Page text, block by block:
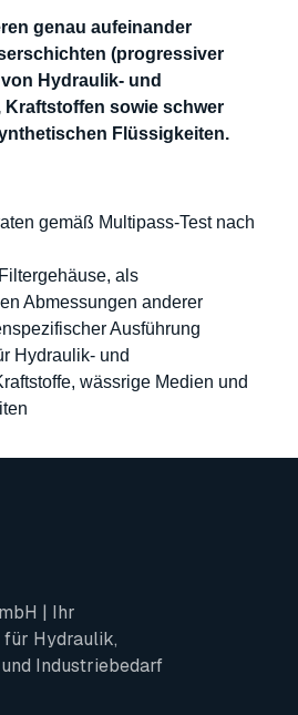
genau aufeinander
(progressiver
Hydraulik- und
sowie schwer
Flüssigkeiten.
gemäß Multipass-Test nach
als
Abmessungen anderer
Ausführung
Hydraulik- und
wässrige Medien und
| Ihr
Hydraulik,
Industriebedarf